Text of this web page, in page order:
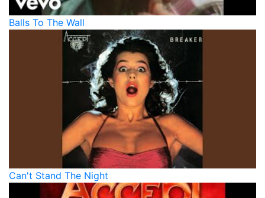
Balls To The Wall
Can't Stand The Night